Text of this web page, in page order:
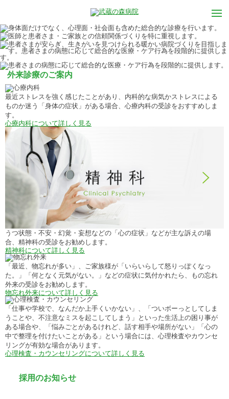
外来診療のご案内
最近ストレスを強く感じたことがあり、内科的な病気かストレスによる
ものか迷う「身体の症状」がある場合、心療内科の受診をおすすめしま
す。
心療内科について詳しく見る
うつ状態・不安・幻覚・妄想などの「心の症状」などが主な訴えの場
合、精神科の受診をお勧めします。
精神科について詳しく見る
「最近、物忘れが多い」、ご家族様が「いらいらして怒りっぽくなっ
た。」「何となく元気がない。」などの症状に気付かれたら、もの忘れ
外来の受診をお勧めします。
物忘れ外来について詳しく見る
「仕事や学校で、なんだか上手くいかない」、「ついボーっとしてしま
うことや、不注意なミスを起こしてしまう」といった生活上の困り事が
ある場合や、「悩みごとがあるけれど、話す相手や場所がない」「心の
中で整理を付けたいことがある」という場合には、心理検査やカウンセ
リングが有効な場合があります。
心理検査・カウンセリングについて詳しく見る
採用のお知らせ